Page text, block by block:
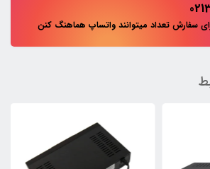
سفارش تعداد میتوانند واتساپ هماهنگ کنن